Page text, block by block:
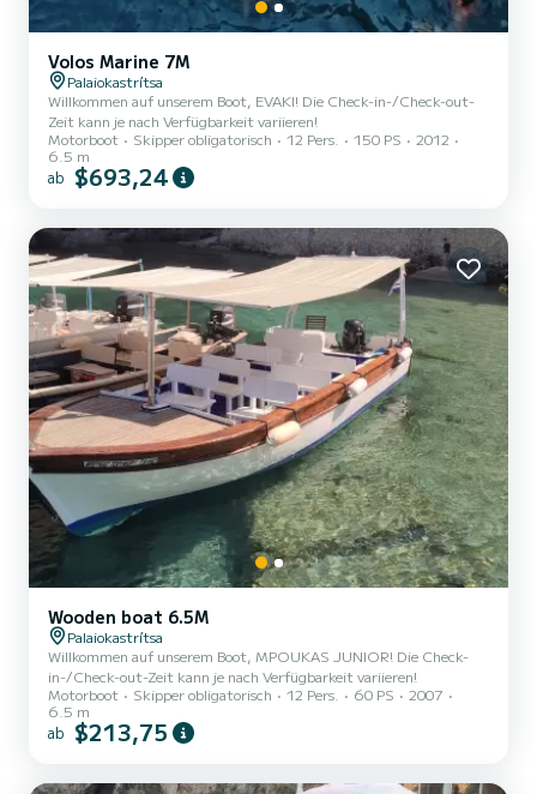
Volos Marine 7M
Palaiokastrítsa
Willkommen auf unserem Boot, EVAKI! Die Check-in-/Check-out-
Zeit kann je nach Verfügbarkeit variieren!
Motorboot
Skipper obligatorisch 12 Pers. 150 PS
2012
6.5 m
ab $693,24
Wooden boat 6.5M
Palaiokastrítsa
Willkommen auf unserem Boot, MPOUKAS JUNIOR! Die Check-
in-/Check-out-Zeit kann je nach Verfügbarkeit variieren!
Motorboot
Skipper obligatorisch 12 Pers. 60 PS
2007
6.5 m
ab $213,75